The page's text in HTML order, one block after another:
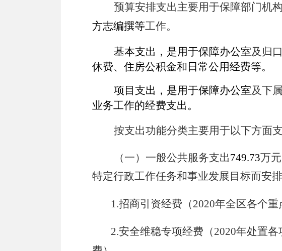
预算安排支出主要用于保障部门机
方志编撰等工作。
基本支出，是用于保障办公室及归
休费、住房公积金和日常公用经费等。
项目支出，是用于保障办公室及下
业务工作的经费支出。
按支出功能分类主要用于以下方面
（一）一般公共服务支出749.73万
特定行政工作任务和事业发展目标而安
1.招商引资经费（2020年全区各个重
2.安全维稳专项经费（2020年处置各